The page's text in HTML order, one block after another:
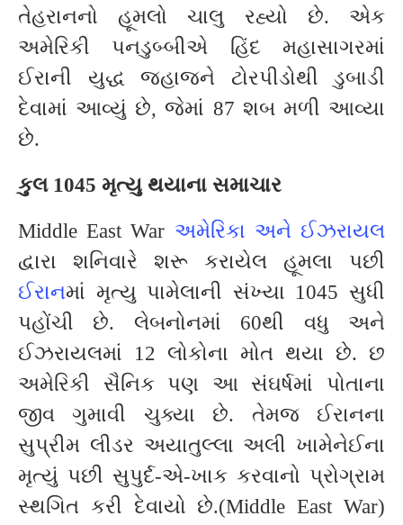
તેહરાનનો હૂમલો ચાલુ રહ્યો છે. એક
અમેરિકી પનડુબ્બીએ હિંદ મહાસાગરમાં
ઈરાની યુદ્ધ જહાજને ટોરપીડોથી ડુબાડી
દેવામાં આવ્યું છે, જેમાં 87 શબ મળી આવ્યા
છે.
કુલ 1045 મૃત્યુ થયાના સમાચાર
Middle East War અમેરિકા અને ઈઝરાયલ
દ્વારા શનિવારે શરૂ કરાયેલ હૂમલા પછી
ઈરાનમાં મૃત્યુ પામેલાની સંખ્યા 1045 સુધી
પહોંચી છે. લેબનોનમાં 60થી વધુ અને
ઈઝરાયલમાં 12 લોકોના મોત થયા છે. છ
અમેરિકી સૈનિક પણ આ સંઘર્ષમાં પોતાના
જીવ ગુમાવી ચુક્યા છે. તેમજ ઈરાનના
સુપ્રીમ લીડર અયાતુલ્લા અલી ખામેનેઈના
મૃત્યું પછી સુપુર્દ-એ-ખાક કરવાનો પ્રોગ્રામ
સ્થગિત કરી દેવાયો છે.(Middle East War)